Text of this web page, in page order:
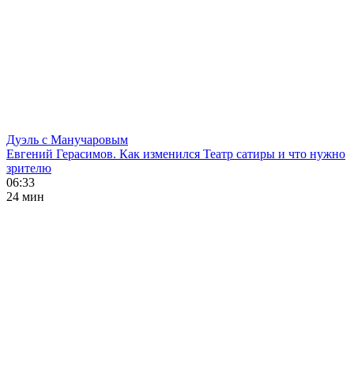
Дуэль с Манучаровым
Евгений Герасимов. Как изменился Театр сатиры и что нужно
зрителю
06:33
24 мин